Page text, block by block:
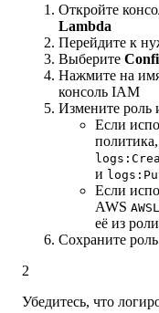
Откройте
Lambda
Перейдите к
Выберите
Нажмите на
консоль IAM
Измените роль
Если
и
Если
AWS
её из роли
Сохраните роль
2
Убедитесь, что